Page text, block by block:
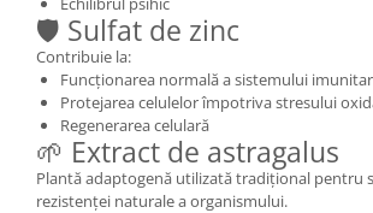
Produse Apicole
Cacao
🛡 Sulfat de zinc
Contribuie la:
Funcționarea normală a sistemului imunitar
Protejarea celulelor împotriva stresului
Regenerarea celulară
🌱 Extract de astragalus
Plantă adaptogenă utilizată tradițional pentru
rezistenței naturale a organismului.